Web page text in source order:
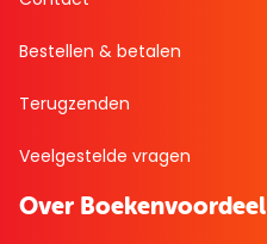
Bestellen & betalen
Terugzenden
Veelgestelde vragen
Over Boekenvoordeel